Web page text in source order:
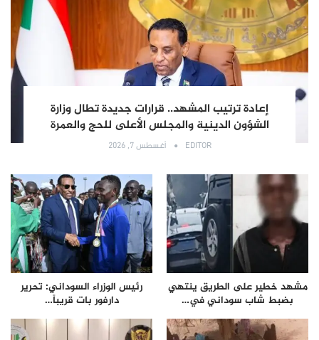
إعادة ترتيب المشهد.. قرارات جديدة تطال وزارة
الشؤون الدينية والمجلس الأعلى للحج والعمرة
EDITOR أغسطس 7, 2026
مشهد خطير على الطريق ينتهي
بضبط شاب سوداني في…
رئيس الوزراء السوداني: تحرير
دارفور بات قريباً…